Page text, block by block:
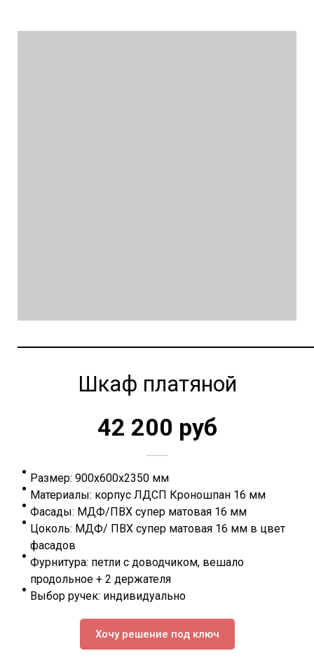
Шкаф платяной
42 200 руб
Размер: 900х600х2350 мм
Материалы: корпус ЛДСП Кроношпан 16 мм
Фасады: МДФ/ПВХ супер матовая 16 мм
Цоколь: МДФ/ ПВХ супер матовая 16 мм в цвет
фасадов
Фурнитура: петли с доводчиком, вешало
продольное + 2 держателя
Выбор ручек: индивидуально
Хочу решение под ключ